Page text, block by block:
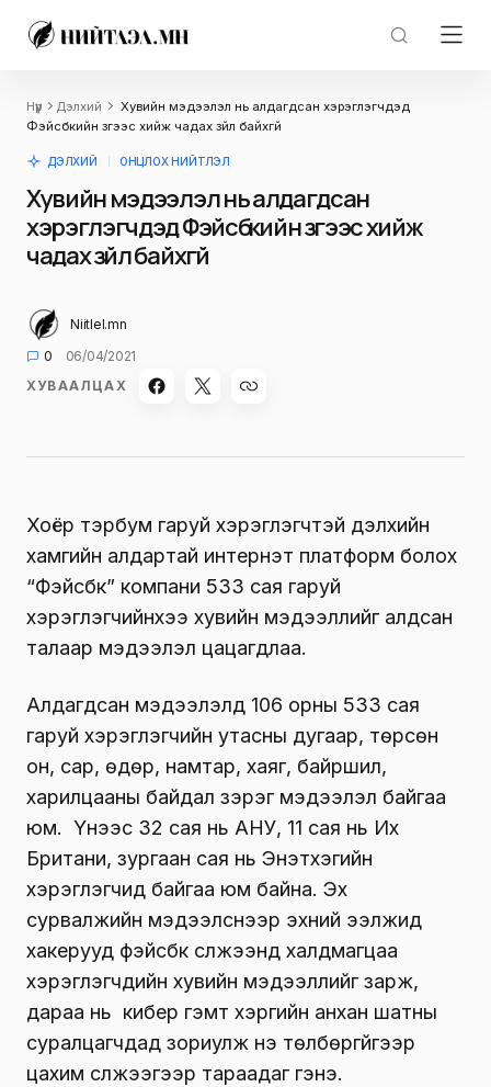
Нүүр Дэлхий
Хувийн мэдээлэл нь алдагдсан хэрэглэгчдэд
Фэйсбүүкийн зүгээс хийж чадах зүйл байхгүй
ДЭЛХИЙ ОНЦЛОХ НИЙТЛЭЛ
Хувийн мэдээлэл нь алдагдсан
хэрэглэгчдэд Фэйсбүүкийн зүгээс хийж
чадах зүйл байхгүй
Niitlel.mn
0
06/04/2021
ХУВААЛЦАХ
Хоёр тэрбум гаруй хэрэглэгчтэй дэлхийн
хамгийн алдартай интернэт платформ болох
“Фэйсбүүк” компани 533 сая гаруй
хэрэглэгчийнхээ хувийн мэдээллийг алдсан
талаар мэдээлэл цацагдлаа.
Алдагдсан мэдээлэлд 106 орны 533 сая
гаруй хэрэглэгчийн утасны дугаар, төрсөн
он, сар, өдөр, намтар, хаяг, байршил,
харилцааны байдал зэрэг мэдээлэл байгаа
юм. Үүнээс 32 сая нь АНУ, 11 сая нь Их
Британи, зургаан сая нь Энэтхэгийн
хэрэглэгчид байгаа юм байна. Эх
сурвалжийн мэдээлснээр эхний ээлжид
хакерууд фэйсбүүк сүлжээнд халдмагцаа
хэрэглэгчдийн хувийн мэдээллийг зарж,
дараа нь кибер гэмт хэргийн анхан шатны
суралцагчдад зориулж үнэ төлбөргүйгээр
цахим сүлжээгээр тараадаг гэнэ.